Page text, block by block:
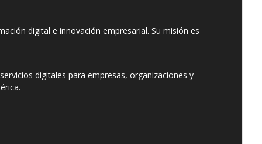
digital e innovación empresarial. Su misión es
digitales para empresas, organizaciones y